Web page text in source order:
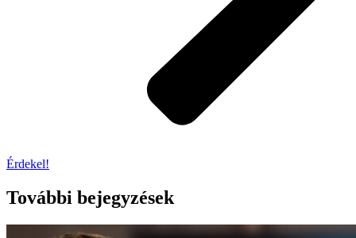
Érdekel!
További bejegyzések